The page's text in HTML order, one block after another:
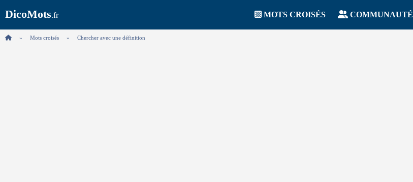
DicoMots.fr MOTS CROISÉS COMMUNAUTÉ
Mots croisés Chercher avec une définition